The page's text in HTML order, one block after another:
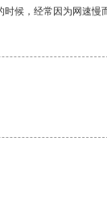
候，经常因为网速慢